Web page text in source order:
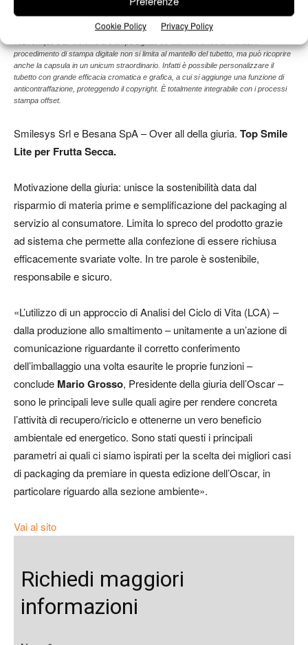
Cookie Policy Privacy Policy
procedimento di stampa digitale non si limita al mantello del tubetto, ma può ricoprire
anche la capsula in un unicum straordinario. Infatti è possibile personalizzare il
tubetto con grande efficacia cromatica e grafica, a cui si aggiunge una funzione di
anticontraffazione, proteggendo il copyright. È totalmente integrabile con i processi
stampa offset.
Smilesys Srl e Besana SpA – Over all della giuria. Top Smile
Lite per Frutta Secca.
Motivazione della giuria: unisce la sostenibilità data dal
risparmio di materia prime e semplificazione del packaging al
servizio al consumatore. Limita lo spreco del prodotto grazie
ad sistema che permette alla confezione di essere richiusa
efficacemente svariate volte. In tre parole è sostenibile,
responsabile e sicuro.
«L’utilizzo di un approccio di Analisi del Ciclo di Vita (LCA) –
dalla produzione allo smaltimento – unitamente a un’azione di
comunicazione riguardante il corretto conferimento
dell’imballaggio una volta esaurite le proprie funzioni –
conclude Mario Grosso, Presidente della giuria dell’Oscar –
sono le principali leve sulle quali agire per rendere concreta
l’attività di recupero/riciclo e ottenerne un vero beneficio
ambientale ed energetico. Sono stati questi i principali
parametri ai quali ci siamo ispirati per la scelta dei migliori casi
di packaging da premiare in questa edizione dell’Oscar, in
particolare riguardo alla sezione ambiente».
Vai al sito
Richiedi maggiori
informazioni